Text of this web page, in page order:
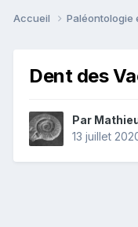
Accueil Paléontologie
Dent des
Par
13 juillet